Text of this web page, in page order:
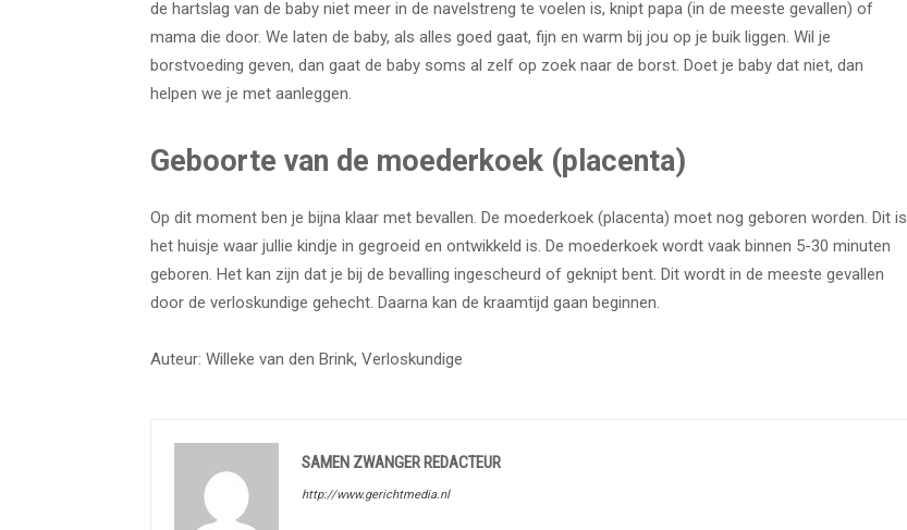
de hartslag van de baby niet meer in de navelstreng te voelen is, knipt papa (in de meeste gevallen) of
mama die door. We laten de baby, als alles goed gaat, fijn en warm bij jou op je buik liggen. Wil je
borstvoeding geven, dan gaat de baby soms al zelf op zoek naar de borst. Doet je baby dat niet, dan
helpen we je met aanleggen.
Geboorte van de moederkoek (placenta)
Op dit moment ben je bijna klaar met bevallen. De moederkoek (placenta) moet nog geboren worden. Dit is
het huisje waar jullie kindje in gegroeid en ontwikkeld is. De moederkoek wordt vaak binnen 5-30 minuten
geboren. Het kan zijn dat je bij de bevalling ingescheurd of geknipt bent. Dit wordt in de meeste gevallen
door de verloskundige gehecht. Daarna kan de kraamtijd gaan beginnen.
Auteur: Willeke van den Brink, Verloskundige
SAMEN ZWANGER REDACTEUR
http://www.gerichtmedia.nl